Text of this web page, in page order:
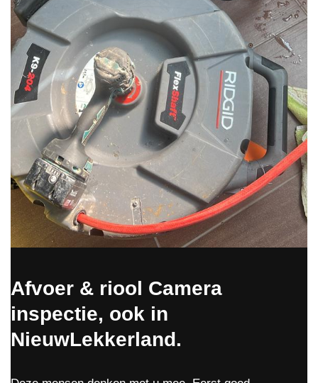
Afvoer & riool Camera
inspectie, ook in
NieuwLekkerland.